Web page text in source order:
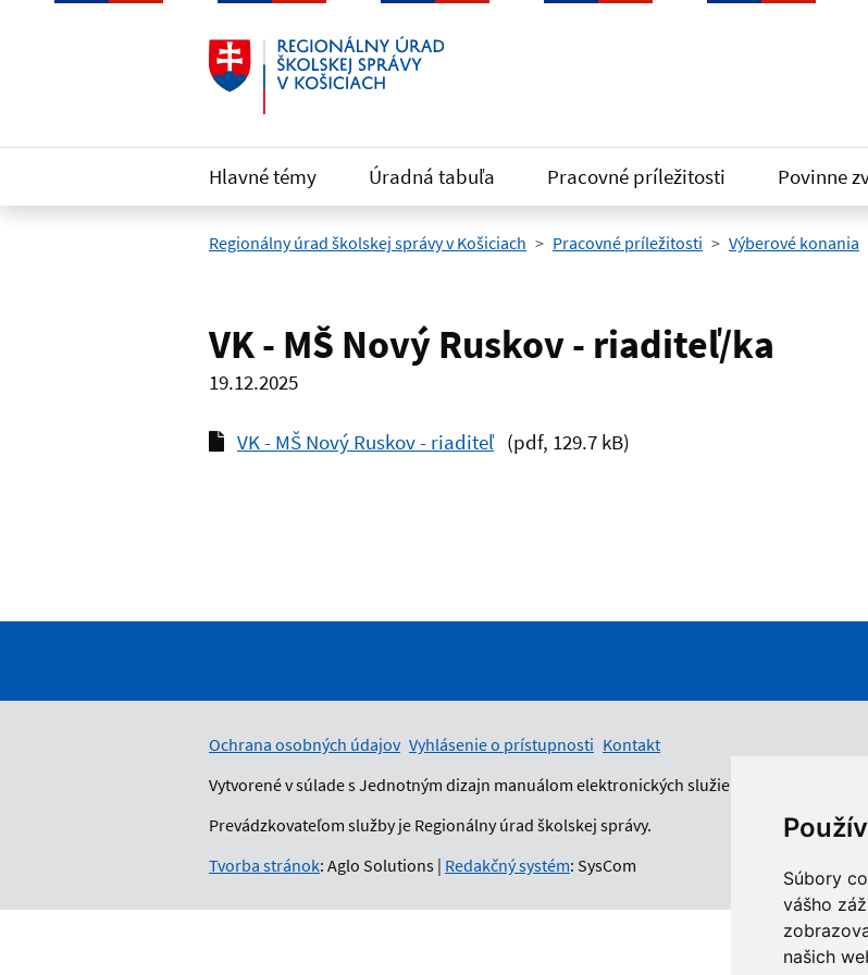
Súbory
vášho
našich
Preskočiť na hlavný obsah
Hlavné témy Úradná tabuľa Pracovné príležitosti Povinne
Regionálny úrad školskej správy v Košiciach Pracovné príležitosti Výberové konania
VK - MŠ Nový Ruskov - riaditeľ/ka
19.12.2025
VK - MŠ Nový Ruskov - riaditeľ (pdf, 129.7 kB)
Ochrana osobných údajov Vyhlásenie o prístupnosti Kontakt
Vytvorené v súlade s Jednotným dizajn manuálom elektronických služieb.
Prevádzkovateľom služby je Regionálny úrad školskej správy.
Tvorba stránok: Aglo Solutions | Redakčný systém: SysCom